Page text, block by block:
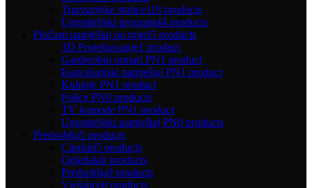
Trpezarijske stolice118 products
Ugostiteljski program44 products
Pločasti namještaj po mjeri5 products
3D Projektovanje1 product
Garderobni ormari PN1 product
Kancelarijski namještaj PN1 product
Kuhinje PN1 product
Police PN0 products
TV komode PN1 product
Ugostiteljski namještaj PN0 products
Predsoblja5 products
Cipelari5 products
Ogledala0 products
Predsoblja0 products
Vješalice0 products